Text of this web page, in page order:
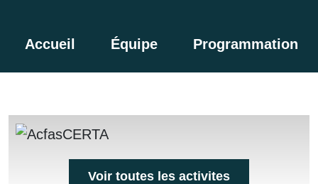
Accueil Équipe Programmation
Voir toutes les activites